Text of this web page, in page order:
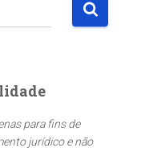
para fins de
jurídico e não